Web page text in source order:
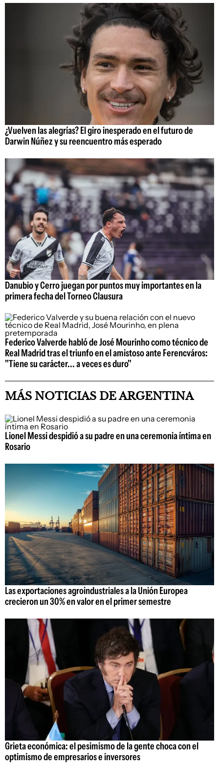
¿Vuelven las alegrías? El giro inesperado en el futuro de
Darwin Núñez y su reencuentro más esperado
Danubio y Cerro juegan por puntos muy importantes en la
primera fecha del Torneo Clausura
Federico Valverde habló de José Mourinho como técnico de
Real Madrid tras el triunfo en el amistoso ante Ferencváros:
"Tiene su carácter... a veces es duro"
MÁS NOTICIAS DE ARGENTINA
Lionel Messi despidió a su padre en una ceremonia íntima en
Rosario
Las exportaciones agroindustriales a la Unión Europea
crecieron un 30% en valor en el primer semestre
Grieta económica: el pesimismo de la gente choca con el
optimismo de empresarios e inversores